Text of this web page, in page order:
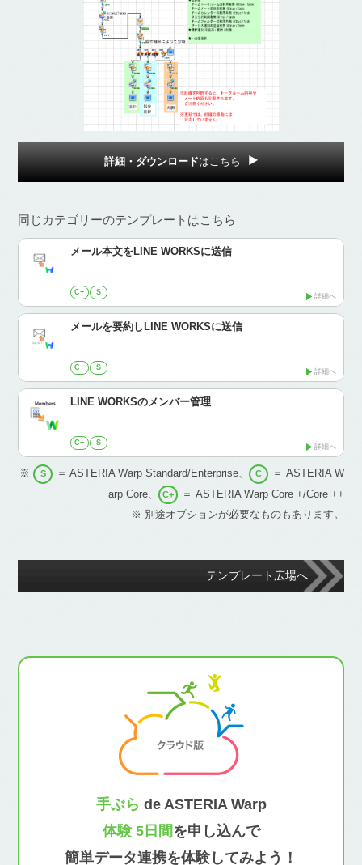
詳細・ダウンロードはこちら
同じカテゴリーのテンプレートはこちら
メール本文をLINE WORKSに送信
C+ S 詳細へ
メールを要約しLINE WORKSに送信
C+ S 詳細へ
LINE WORKSのメンバー管理
C+ S 詳細へ
※ S ＝ ASTERIA Warp Standard/Enterprise、 C
＝ ASTERIA W
arp Core、
C+
＝ ASTERIA Warp Core +/Core ++
※ 別途オプションが必要なものもあります。
テンプレート広場へ
手ぶら de ASTERIA Warp
体験 5日間を申し込んで
簡単データ連携を体験してみよう！